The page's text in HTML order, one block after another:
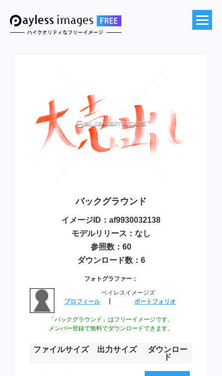
バックグラウンド
イメージID：af9930032138
モデルリリース：なし
参照数：60
ダウンロード数：6
フォトグラファー：
ペイレスイメージズ
プロフィール
ポートフォリオ
「バックグラウンド」はフリーイメージです。
メンバー登録で無料でダウンロードできます。
ファイルサイズ 出力サイズ
ダウンロー
ド